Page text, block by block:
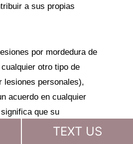
a sus propias
por mordedura de
otro tipo de
lesiones personales),
acuerdo en cualquier
que su
resolverse pocoTEXT US